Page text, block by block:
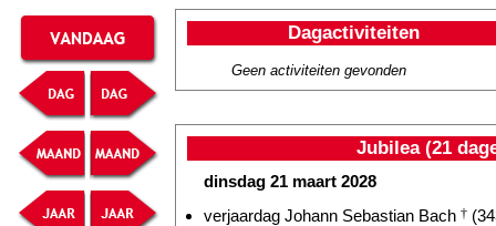
Dagactiviteiten
Geen activiteiten gevonden
Jubilea (21
dinsdag 21 maart 2028
verjaardag Johann Sebastian Bach †